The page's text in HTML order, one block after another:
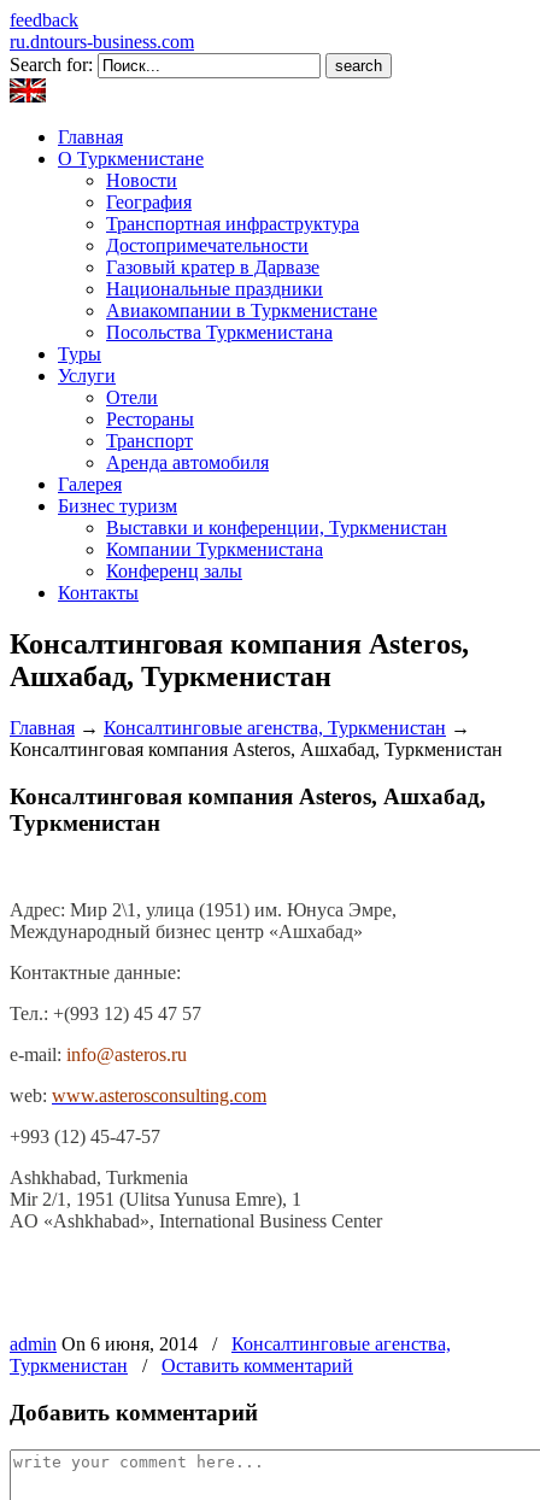
feedback
ru.dntours-business.com
Search for:
Главная
О Туркменистане
Новости
География
Транспортная инфраструктура
Достопримечательности
Газовый кратер в Дарвазе
Национальные праздники
Авиакомпании в Туркменистане
Посольства Туркменистана
Туры
Услуги
Отели
Рестораны
Транспорт
Аренда автомобиля
Галерея
Бизнес туризм
Выставки и конференции, Туркменистан
Компании Туркменистана
Конференц залы
Контакты
Консалтинговая компания Asteros,
Ашхабад, Туркменистан
Главная → Консалтинговые агенства, Туркменистан →
Консалтинговая компания Asteros, Ашхабад, Туркменистан
Консалтинговая компания Asteros, Ашхабад,
Туркменистан
Адрес: Мир 2\1, улица (1951) им. Юнуса Эмре,
Международный бизнес центр «Ашхабад»
Контактные данные:
Тел.: +(993 12) 45 47 57
e-mail: info@asteros.ru
web: www.asterosconsulting.com
+993 (12) 45-47-57
Ashkhabad, Turkmenia
Mir 2/1, 1951 (Ulitsa Yunusa Emre), 1
AO «Ashkhabad», International Business Center
admin On 6 июня, 2014 /
Консалтинговые агенства,
Туркменистан
/ Оставить комментарий
Добавить комментарий